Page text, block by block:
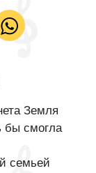
Земля
бы смогла
семьей